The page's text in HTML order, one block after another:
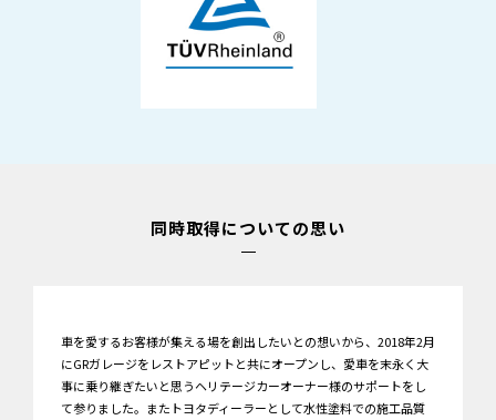
同時取得についての思い
車を愛するお客様が集える場を創出したいとの想いから、2018年2月
にGRガレージをレストアピットと共にオープンし、愛車を末永く大
事に乗り継ぎたいと思うヘリテージカーオーナー様のサポートをし
て参りました。またトヨタディーラーとして水性塗料での施工品質